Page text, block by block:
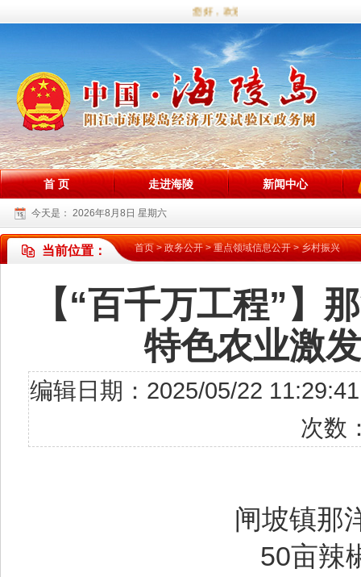
您好，欢迎访问海陵试验区政务网站！
首 页 走进海陵 新闻中心
今天是： 2026年8月8日 星期六
当前位置： 首页>政务公开>重点领域信息公开>乡村振兴
【“百千万工程”】
特色农业激
编辑日期：2025/05/22
次数
闸坡镇那
50亩辣